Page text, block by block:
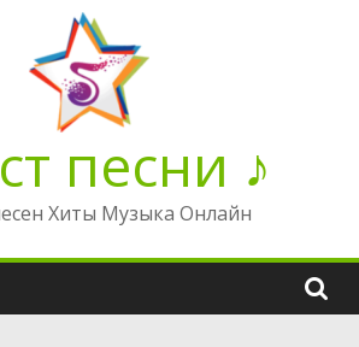
песни ♪
Хиты Музыка Онлайн